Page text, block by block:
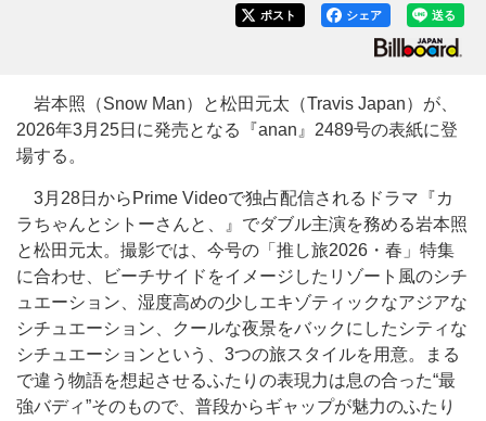
送る
シェア
ポスト
岩本照（Snow Man）と松田元太（Travis Japan）が、
2026年3月25日に発売となる『anan』2489号の表紙に登
場する。
3月28日からPrime Videoで独占配信されるドラマ『カ
ラちゃんとシトーさんと、』でダブル主演を務める岩本照
と松田元太。撮影では、今号の「推し旅2026・春」特集
に合わせ、ビーチサイドをイメージしたリゾート風のシチ
ュエーション、湿度高めの少しエキゾティックなアジアな
シチュエーション、クールな夜景をバックにしたシティな
シチュエーションという、3つの旅スタイルを用意。まる
で違う物語を想起させるふたりの表現力は息の合った“最
強バディ”そのもので、普段からギャップが魅力のふたり